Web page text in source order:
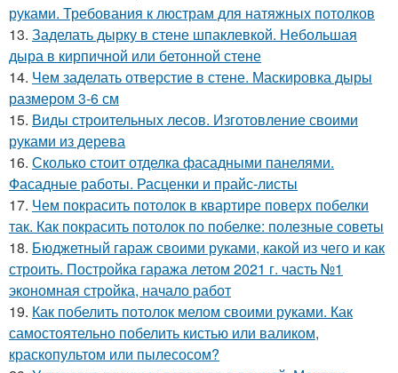
руками. Требования к люстрам для натяжных потолков
13. Заделать дырку в стене шпаклевкой. Небольшая
дыра в кирпичной или бетонной стене
14. Чем заделать отверстие в стене. Маскировка дыры
размером 3-6 см
15. Виды строительных лесов. Изготовление своими
руками из дерева
16. Сколько стоит отделка фасадными панелями.
Фасадные работы. Расценки и прайс-листы
17. Чем покрасить потолок в квартире поверх побелки
так. Как покрасить потолок по побелке: полезные советы
18. Бюджетный гараж своими руками, какой из чего и как
строить. Постройка гаража летом 2021 г. часть №1
экономная стройка, начало работ
19. Как побелить потолок мелом своими руками. Как
самостоятельно побелить кистью или валиком,
краскопультом или пылесосом?